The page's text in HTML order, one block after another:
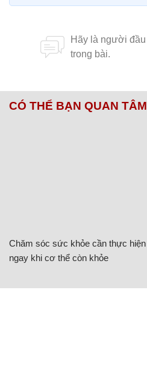
CÓ THỂ BẠN QUAN TÂM
Chăm sóc sức khỏe cần thực hiện
ngay khi cơ thể còn khỏe